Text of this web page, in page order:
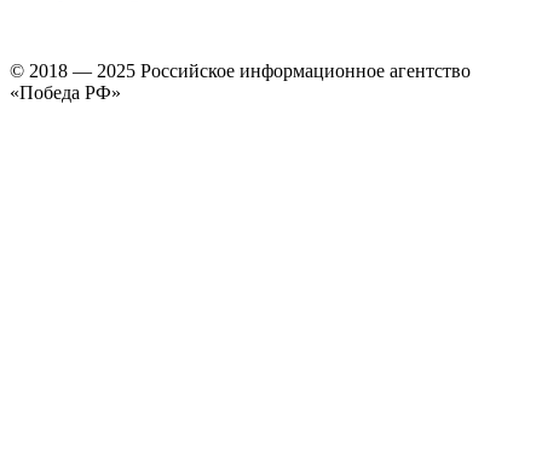
© 2018 — 2025 Российское информационное агентство
«Победа РФ»